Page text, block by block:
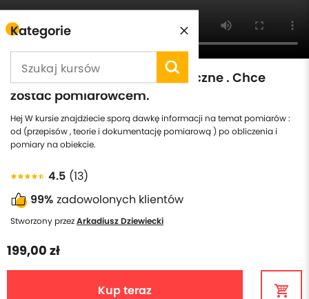
Kategorie
Jak wykonać Pomiary Elektryczne . Chce
zostać pomiarowcem.
Hej W kursie znajdziecie sporą dawkę informacji na temat pomiarów :
od (przepisów , teorie i dokumentację pomiarową ) po obliczenia i
pomiary na obiekcie.
4.5 (13)
99% zadowolonych klientów
Stworzony przezArkadiusz Dziewiecki
199,00 zł
Kup teraz